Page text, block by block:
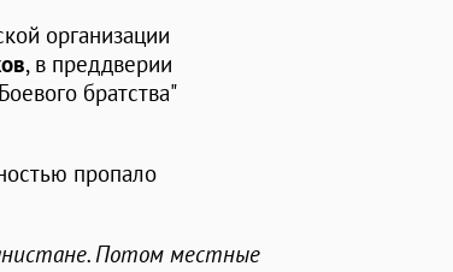
организации
, в преддверии
братства"
пропало
Потом местные